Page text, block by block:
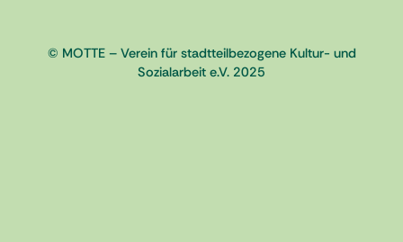
© MOTTE – Verein für stadtteilbezogene Kultur- und
Sozialarbeit e.V. 2025